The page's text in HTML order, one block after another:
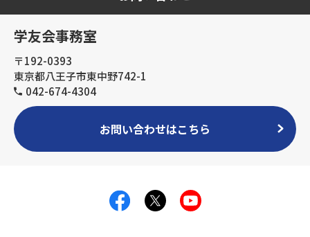
学友会事務室
〒192-0393
東京都八王子市東中野742-1
042-674-4304
お問い合わせはこちら